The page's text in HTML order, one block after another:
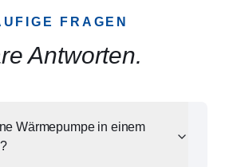
FRAGEN
Antworten.
Wärmepumpe in einem